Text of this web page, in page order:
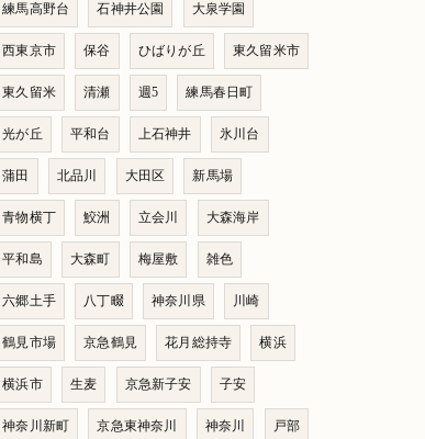
練馬高野台 石神井公園 大泉学園
西東京市 保谷 ひばりが丘 東久留米市
東久留米 清瀬 週5 練馬春日町
光が丘 平和台 上石神井 氷川台
蒲田 北品川 大田区 新馬場
青物横丁 鮫洲 立会川 大森海岸
平和島 大森町 梅屋敷 雑色
六郷土手 八丁畷 神奈川県 川崎
鶴見市場 京急鶴見 花月総持寺 横浜
横浜市 生麦 京急新子安 子安
神奈川新町 京急東神奈川 神奈川 戸部